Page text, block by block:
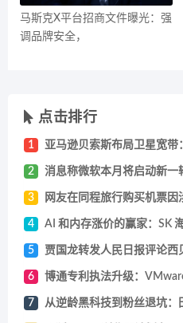
马斯克X平台招商文件曝光：强
调品牌安全，
点击排行
1 亚马逊贝索斯布局卫星宽带
2 消息称微软本月将启动新一
3 网友在同程旅行购买机票因
4 AI 和内存涨价的赢家：SK
5 贾国龙转发人民日报评论西
6 博通专利执法升级：
7 从逆龄黑科技到粉丝退坑：